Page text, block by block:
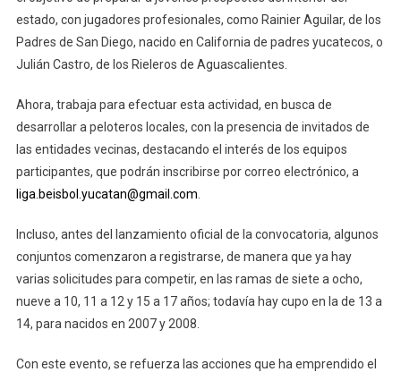
estado, con jugadores profesionales, como Rainier Aguilar, de los
Padres de San Diego, nacido en California de padres yucatecos, o
Julián Castro, de los Rieleros de Aguascalientes.
Ahora, trabaja para efectuar esta actividad, en busca de
desarrollar a peloteros locales, con la presencia de invitados de
las entidades vecinas, destacando el interés de los equipos
participantes, que podrán inscribirse por correo electrónico, a
liga.beisbol.yucatan@gmail.com
Incluso, antes del lanzamiento oficial de la convocatoria, algunos
conjuntos comenzaron a registrarse, de manera que ya hay
varias solicitudes para competir, en las ramas de siete a ocho,
nueve a 10, 11 a 12 y 15 a 17 años; todavía hay cupo en la de 13 a
14, para nacidos en 2007 y 2008.
Con este evento, se refuerza las acciones que ha emprendido el